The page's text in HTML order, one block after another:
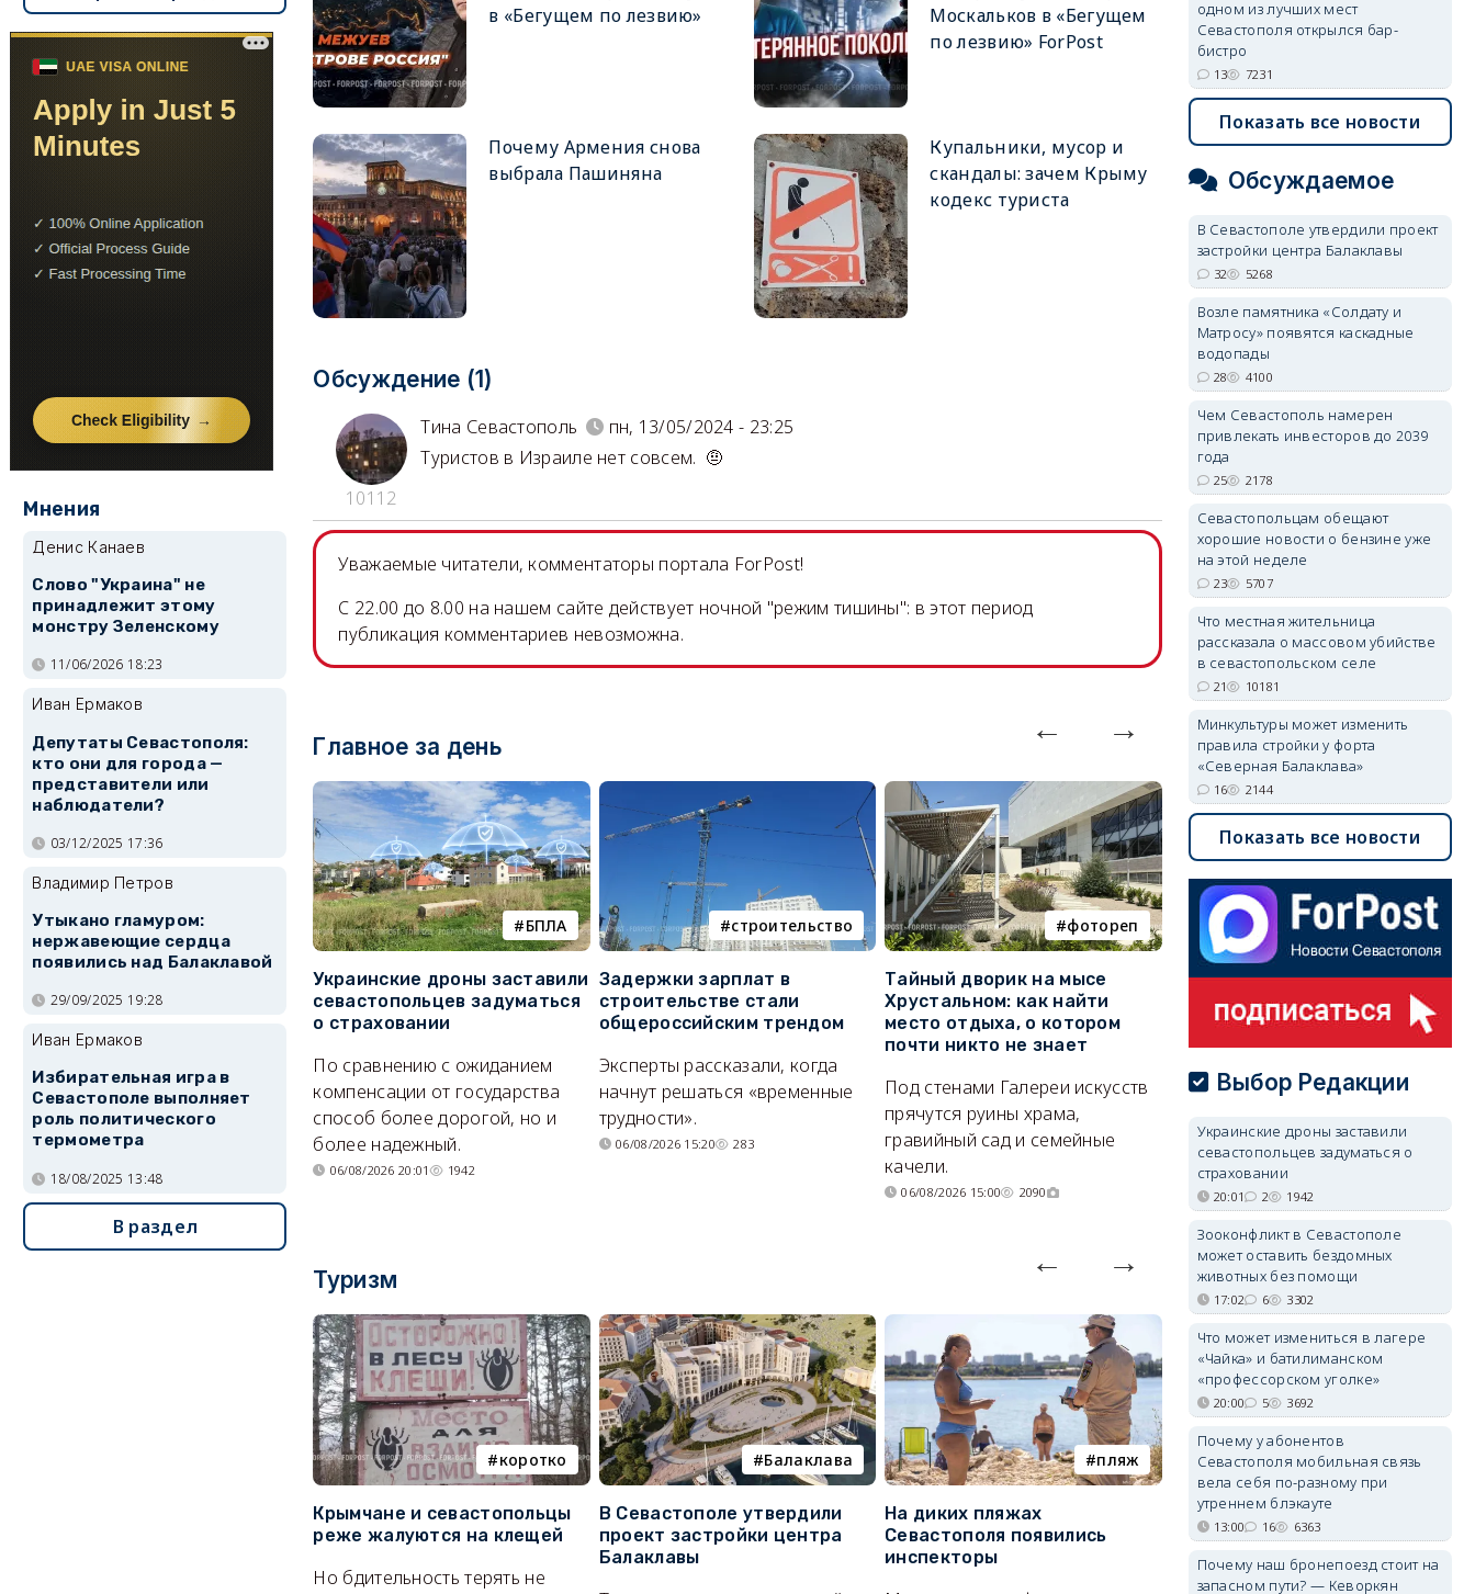
в «Бегущем по лезвию»
Москальков в «Бегущем
по лезвию» ForPost
Почему Армения снова
выбрала Пашиняна
Купальники, мусор и
скандалы: зачем Крыму
кодекс туриста
Обсуждение (1)
10112
Тина Севастополь
пн, 13/05/2024 - 23:25
Туристов в Израиле нет совсем. 🤨
Уважаемые читатели, комментаторы портала ForPost!
C 22.00 до 8.00 на нашем сайте действует ночной "режим тишины": в этот период
публикация комментариев невозможна.
Главное за день
БПЛА
Украинские дроны заставили
севастопольцев задуматься
о страховании
По сравнению с ожиданием
компенсации от государства
способ более дорогой, но и
более надежный.
06/08/2026 20:01 1942
строительство
Задержки зарплат в
строительстве стали
общероссийским трендом
Эксперты рассказали, когда
начнут решаться «временные
трудности».
06/08/2026 15:20 283
фотореп
Тайный дворик на мысе
Хрустальном: как найти
место отдыха, о котором
почти никто не знает
Под стенами Галереи искусств
прячутся руины храма,
гравийный сад и семейные
качели.
06/08/2026 15:00 2090
работа
Где в Севастополе можно
заработать 100 тысяч в
месяц
А где — несоизмеримо меньше.
06/08/2026 10:02 3715
Туризм
коротко
Крымчане и севастопольцы
реже жалуются на клещей
Но бдительность терять не
Балаклава
В Севастополе утвердили
проект застройки центра
Балаклавы
пляж
На диких пляжах
Севастополя появились
инспекторы
туризм
Двух москвичей на
сапбордах унесло от берега
Крыма на километр в море
Мнения
Денис Канаев
Слово "Украина" не
принадлежит этому
монстру Зеленскому
11/06/2026 18:23
Иван Ермаков
Депутаты Севастополя:
кто они для города —
представители или
наблюдатели?
03/12/2025 17:36
Владимир Петров
Утыкано гламуром:
нержавеющие сердца
появились над Балаклавой
29/09/2025 19:28
Иван Ермаков
Избирательная игра в
Севастополе выполняет
роль политического
термометра
18/08/2025 13:48
В раздел
одном из лучших мест
Севастополя открылся бар-
бистро
13 7231
Показать все новости
Обсуждаемое
В Севастополе утвердили проект
застройки центра Балаклавы
32 5268
Возле памятника «Солдату и
Матросу» появятся каскадные
водопады
28 4100
Чем Севастополь намерен
привлекать инвесторов до 2039
года
25 2178
Севастопольцам обещают
хорошие новости о бензине уже
на этой неделе
23 5707
Что местная жительница
рассказала о массовом убийстве
в севастопольском селе
21 10181
Минкультуры может изменить
правила стройки у форта
«Северная Балаклава»
16 2144
Показать все новости
Выбор Редакции
Украинские дроны заставили
севастопольцев задуматься о
страховании
20:01 2 1942
Зооконфликт в Севастополе
может оставить бездомных
животных без помощи
17:02 6 3302
Что может измениться в лагере
«Чайка» и батилиманском
«профессорском уголке»
20:00 5 3692
Почему у абонентов
Севастополя мобильная связь
вела себя по-разному при
утреннем блэкауте
13:00 16 6363
Почему наш бронепоезд стоит на
запасном пути? — Кеворкян